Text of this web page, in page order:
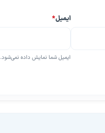
ایمیل*
ایمیل شما نمایش داده نمی‌شود.